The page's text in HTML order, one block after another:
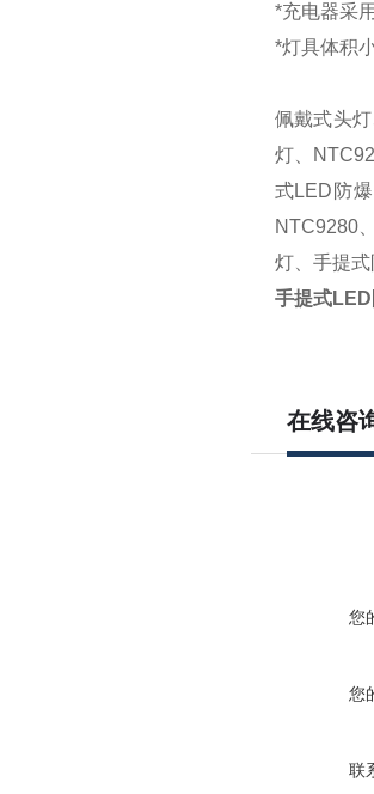
*充电器采
*灯具体积
佩戴式头
灯、
式LED防
NTC9280
灯、手提
手提式
在线咨
您
您
联